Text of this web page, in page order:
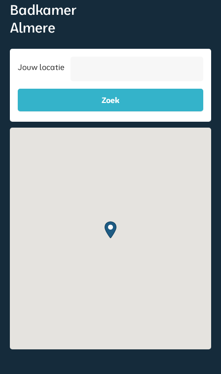
Badkamer
Almere
Jouw locatie